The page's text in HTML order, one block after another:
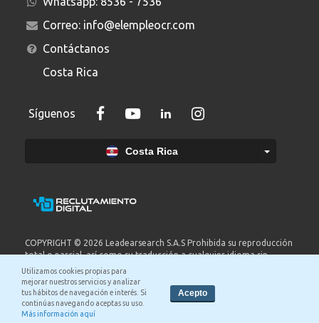
Correo: info@elempleocr.com
Contáctanos
Costa Rica
Síguenos
Costa Rica
COPYRIGHT © 2026 Leadearsearch S.A.S Prohibida su reproducción
total o parcial, así como su traducción a cualquier idioma sin
autorización escrita de su titular. elempleo.com es un producto de
Leadearsearch S.A.S. Nit. 8300651578..
Términos y condiciones
Política de privacidad
Utilizamos cookies propias para
mejorar nuestros servicios y analizar
tus hábitos de navegación e interés. Si
continúas navegando aceptas su uso.
Más información aquí
Acepto